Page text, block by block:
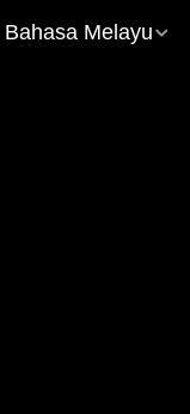
Bahasa Melayu